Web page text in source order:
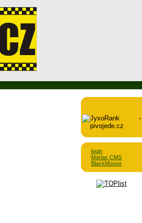
login
Morias CMS
BlackMouse